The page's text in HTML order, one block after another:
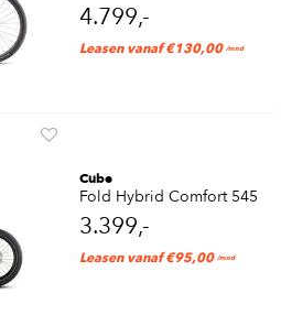
4.799,-
Leasen vanaf €130,00 /mnd
Cube
Fold Hybrid Comfort 545
3.399,-
Leasen vanaf €95,00 /mnd